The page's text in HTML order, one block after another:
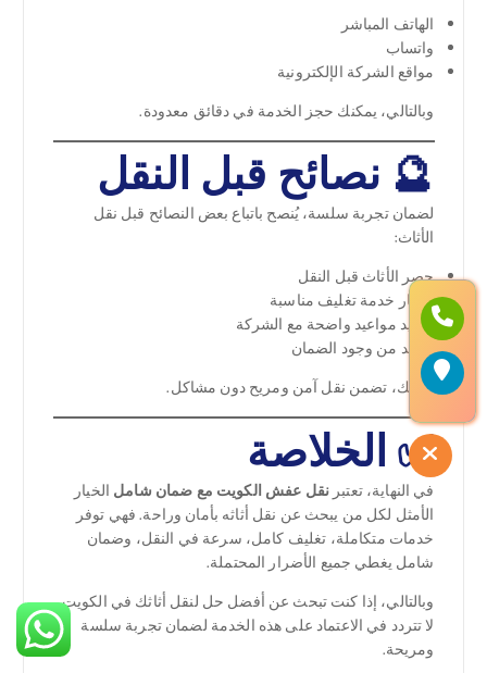
الهاتف المباشر
واتساب
مواقع الشركة الإلكترونية
وبالتالي، يمكنك حجز الخدمة في دقائق معدودة.
🔮 نصائح قبل النقل
لضمان تجربة سلسة، يُنصح باتباع بعض النصائح قبل نقل
الأثاث:
حصر الأثاث قبل النقل
اختيار خدمة تغليف مناسبة
تحديد مواعيد واضحة مع الشركة
التأكد من وجود الضمان
وبذلك، تضمن نقل آمن ومريح دون مشاكل.
✅ الخلاصة
في النهاية، تعتبرنقل عفش الكويت مع ضمان شامل الخيار
الأمثل لكل من يبحث عن نقل أثاثه بأمان وراحة. فهي توفر
خدمات متكاملة، تغليف كامل، سرعة في النقل، وضمان
شامل يغطي جميع الأضرار المحتملة.
وبالتالي، إذا كنت تبحث عن أفضل حل لنقل أثاثك في الكويت،
لا تتردد في الاعتماد على هذه الخدمة لضمان تجربة سلسة
ومريحة.